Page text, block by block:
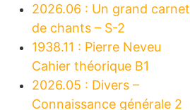
2026.06 : Un grand carnet
de chants – S-2
1938.11 : Pierre Neveu
Cahier théorique B1
2026.05 : Divers –
Connaissance générale 2